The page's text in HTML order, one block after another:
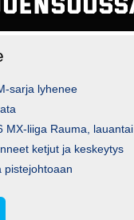
sarja lyhenee
MX-liiga Rauma, lauantai
ketjut ja keskeytys
pistejohtoaan